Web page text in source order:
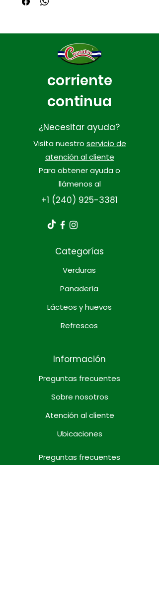
corriente
continua
¿Necesitar ayuda?
Visita nuestro servicio de
atención al cliente
Para obtener ayuda o
llámenos al
+1 (240) 925-3381
Categorías
Verduras
Panadería
Lácteos y huevos
Refrescos
Información
Preguntas frecuentes
Sobre nosotros
Atención al cliente
Ubicaciones
Preguntas frecuentes